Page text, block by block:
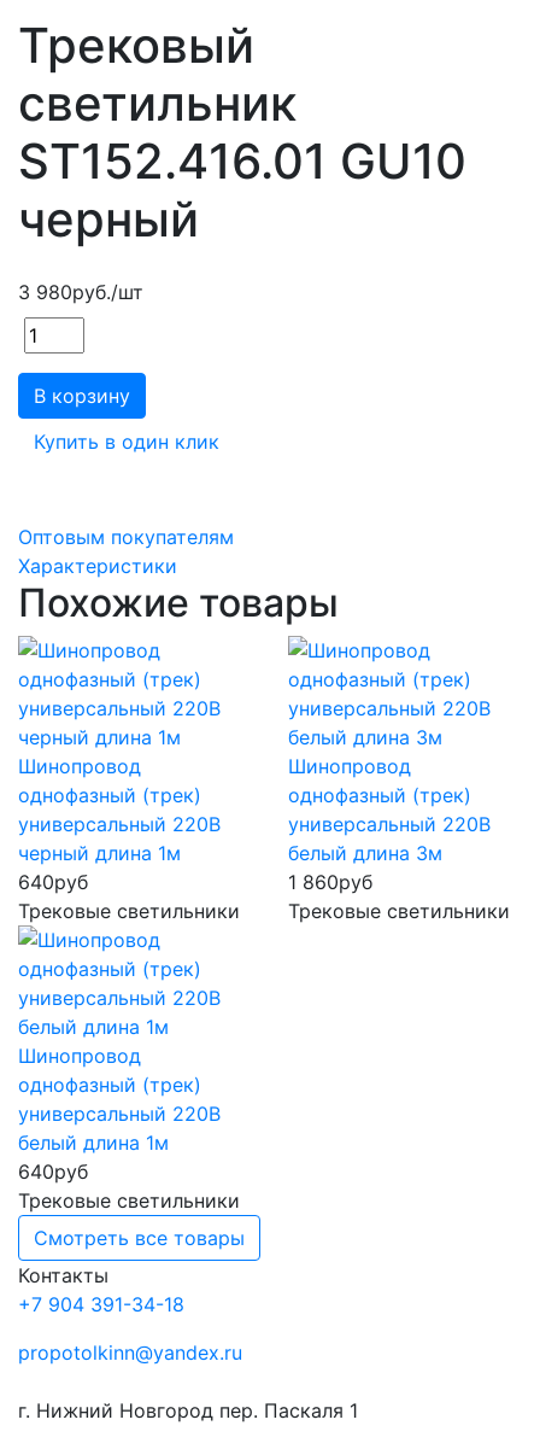
Трековый
светильник
ST152.416.01 GU10
черный
3 980руб./шт
В корзину
Купить в один клик
Оптовым покупателям
Характеристики
Похожие товары
Шинопровод
однофазный (трек)
универсальный 220В
черный длина 1м
640руб
Трековые светильники
Шинопровод
однофазный (трек)
универсальный 220В
белый длина 3м
1 860руб
Трековые светильники
Шинопровод
однофазный (трек)
универсальный 220В
белый длина 1м
640руб
Трековые светильники
Смотреть все товары
Контакты
+7 904 391-34-18
propotolkinn@yandex.ru
г. Нижний Новгород пер. Паскаля 1